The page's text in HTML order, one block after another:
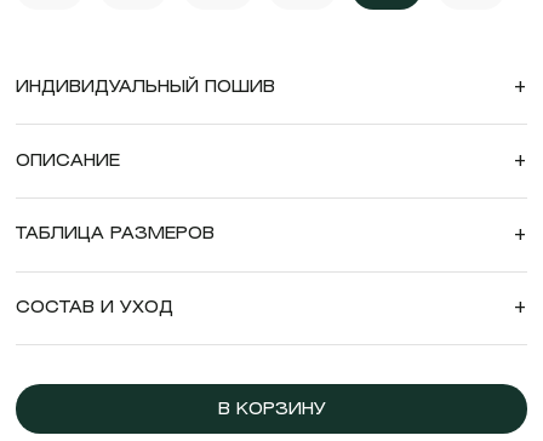
ИНДИВИДУАЛЬНЫЙ ПОШИВ +
ОПИСАНИЕ +
ТАБЛИЦА РАЗМЕРОВ +
СОСТАВ И УХОД +
В КОРЗИНУ